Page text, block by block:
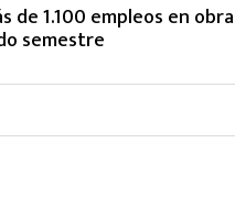
de 1.100 empleos en
semestre